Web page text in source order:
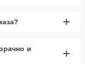
+
и
+